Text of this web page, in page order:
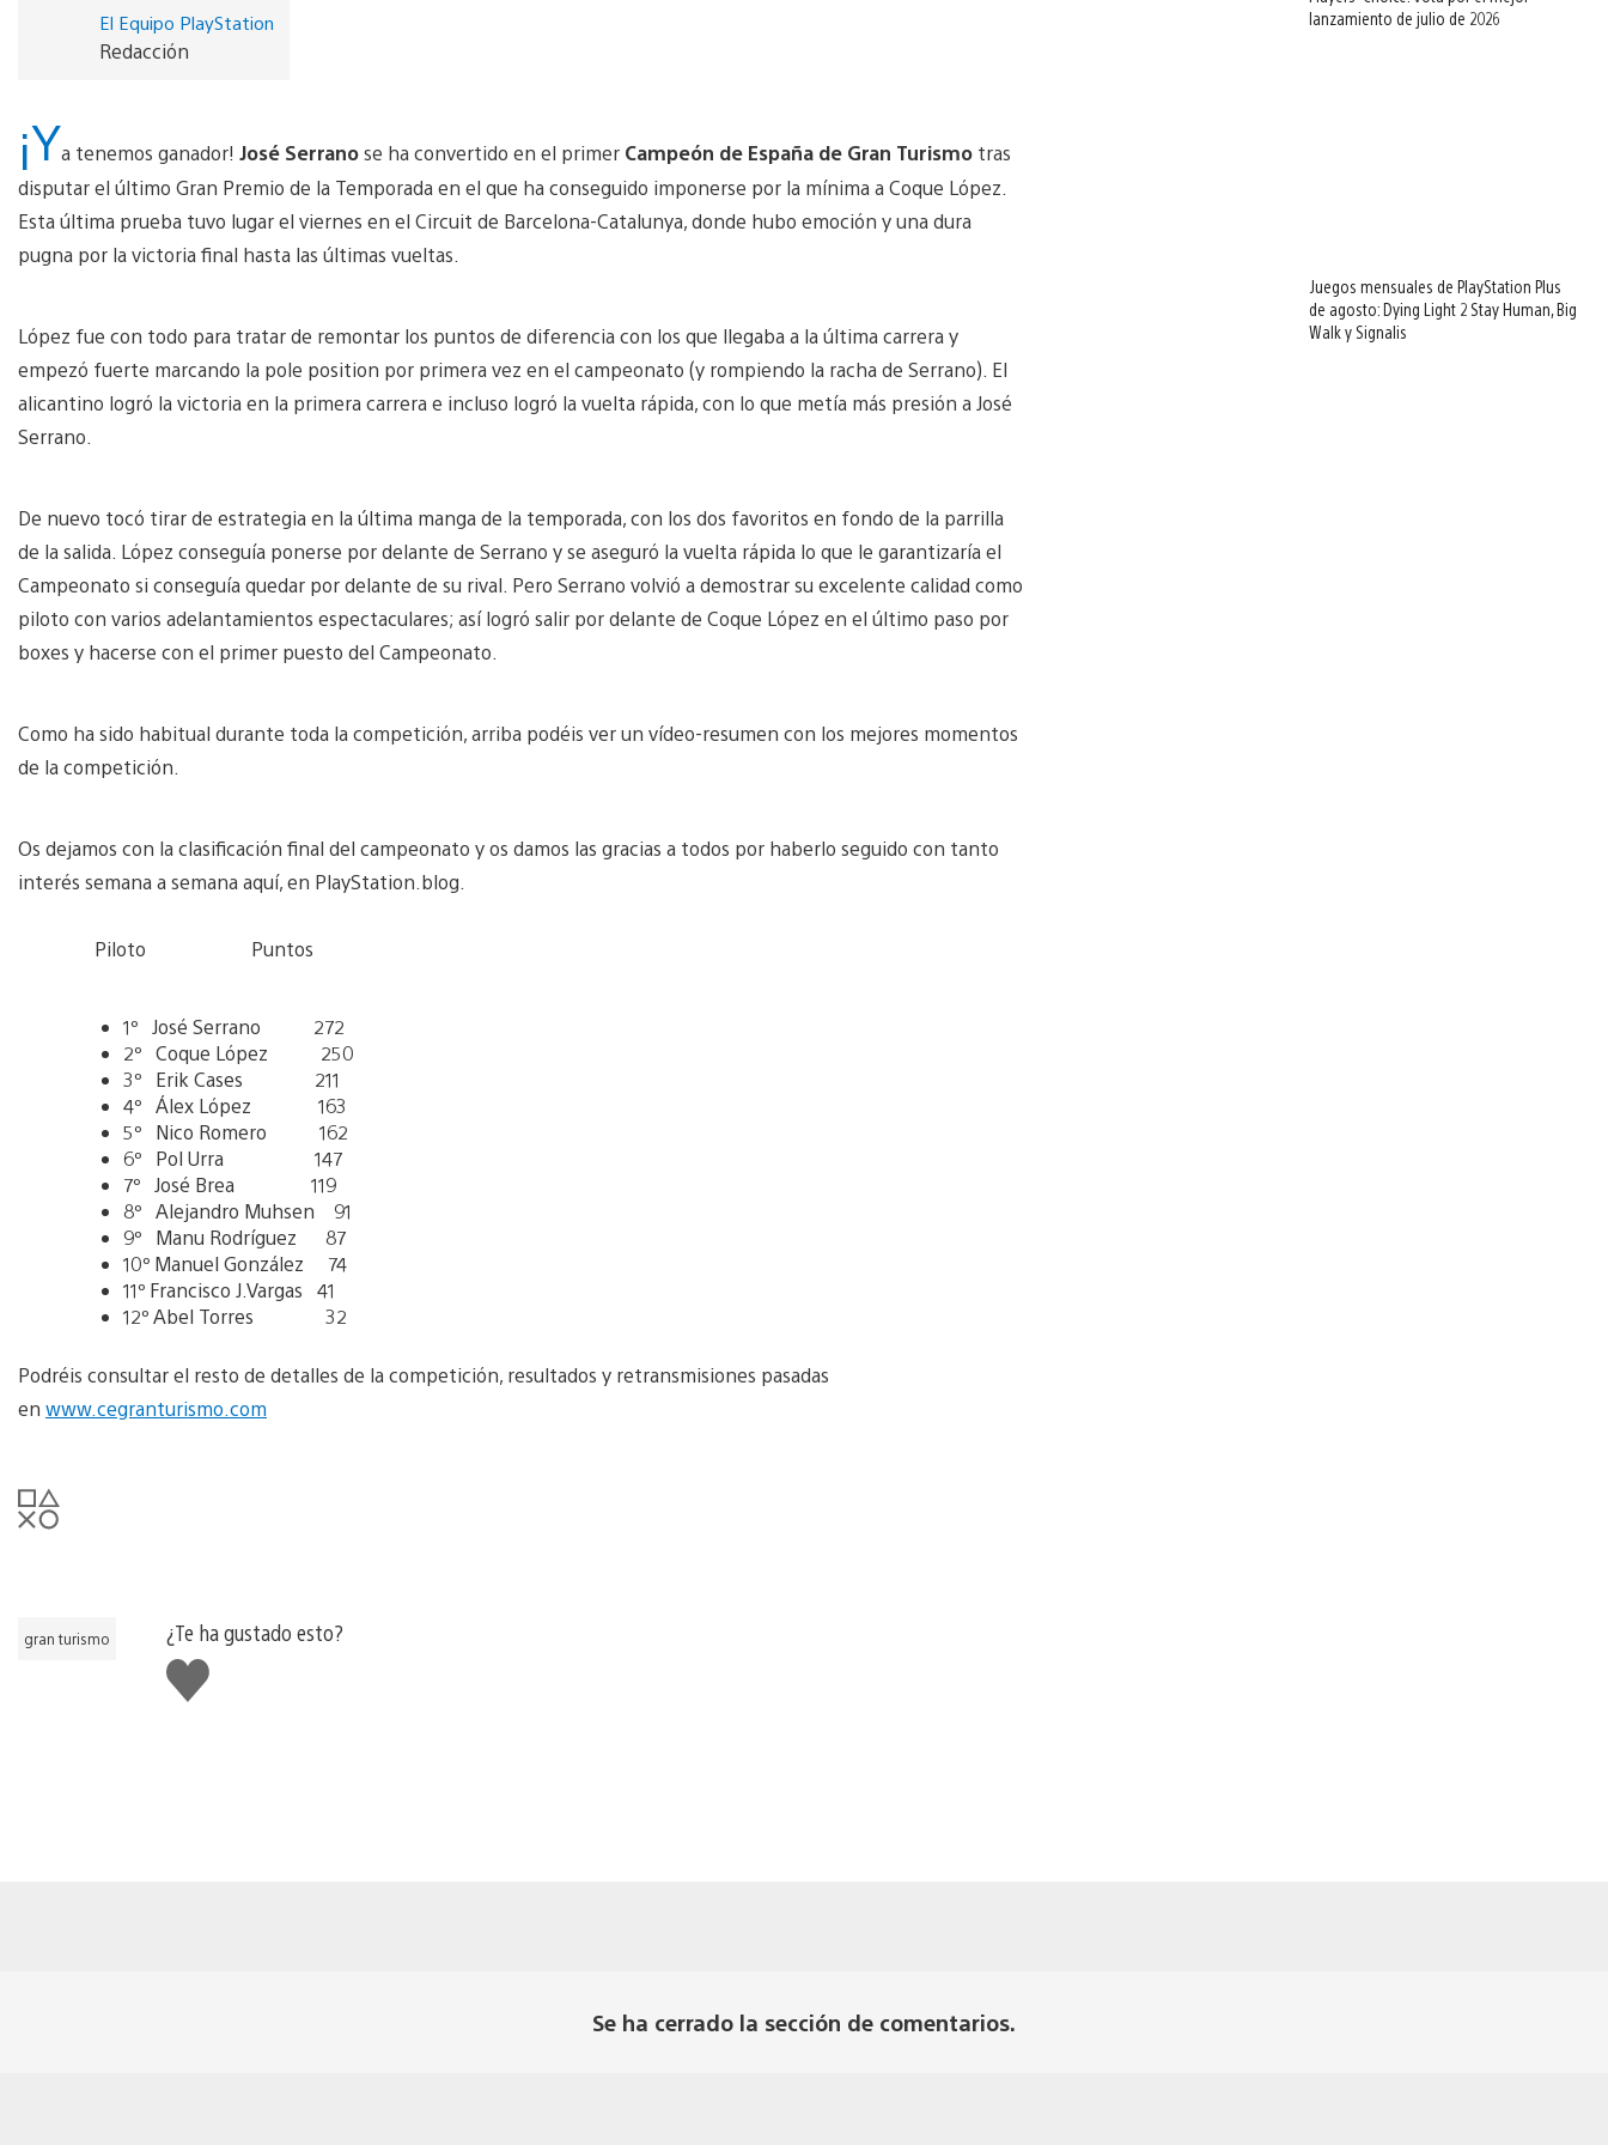
El Equipo PlayStation
Redacción
¡Ya tenemos ganador! José Serranose ha convertido en el primer Campeón de España de Gran Turismo tras
disputar el último Gran Premio de la Temporada en el que ha conseguido imponerse por la mínima a Coque López.
Esta última prueba tuvo lugar el viernes en el Circuit de Barcelona-Catalunya, donde hubo emoción y una dura
pugna por la victoria final hasta las últimas vueltas.
López fue con todo para tratar de remontar los puntos de diferencia con los que llegaba a la última carrera y
empezó fuerte marcando la pole position por primera vez en el campeonato (y rompiendo la racha de Serrano). El
alicantino logró la victoria en la primera carrera e incluso logró la vuelta rápida, con lo que metía más presión a José
Serrano.
De nuevo tocó tirar de estrategia en la última manga de la temporada, con los dos favoritos en fondo de la parrilla
de la salida. López conseguía ponerse por delante de Serrano y se aseguró la vuelta rápida lo que le garantizaría el
Campeonato si conseguía quedar por delante de su rival. Pero Serrano volvió a demostrar su excelente calidad como
piloto con varios adelantamientos espectaculares; así logró salir por delante de Coque López en el último paso por
boxes y hacerse con el primer puesto del Campeonato.
Como ha sido habitual durante toda la competición, arriba podéis ver un vídeo-resumen con los mejores momentos
de la competición.
Os dejamos con la clasificación final del campeonato y os damos las gracias a todos por haberlo seguido con tanto
interés semana a semana aquí, en PlayStation.blog.
Piloto Puntos
1º José Serrano 272
2º Coque López 250
3º Erik Cases 211
4º Álex López 163
5º Nico Romero 162
6º Pol Urra 147
7º José Brea 119
8º Alejandro Muhsen 91
9º Manu Rodríguez 87
10º Manuel González 74
11º Francisco J.Vargas 41
12º Abel Torres 32
Podréis consultar el resto de detalles de la competición, resultados y retransmisiones pasadas
en www.cegranturismo.com
gran turismo
¿Te ha gustado esto?
Me
gusta
esto
lanzamiento de julio de 2026
Juegos mensuales de PlayStation Plus
de agosto: Dying Light 2 Stay Human, Big
Walk y Signalis
Se ha cerrado la sección de comentarios.